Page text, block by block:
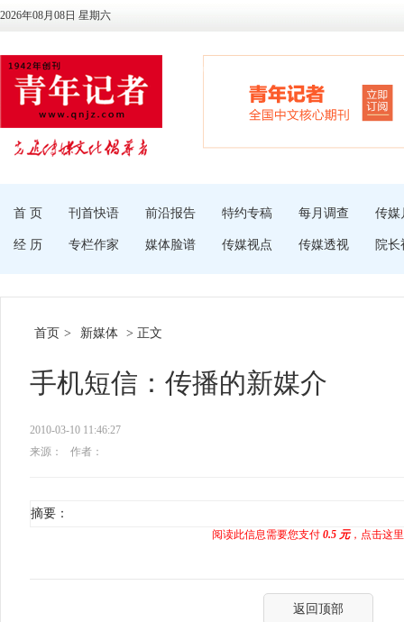
2026年08月08日 星期六
首 页 刊首快语 前沿报告 特约专稿 每月调查 传媒
经 历 专栏作家 媒体脸谱 传媒视点 传媒透视 院长
首页 > 新媒体 > 正文
手机短信：传播的新媒介
2010-03-10 11:46:27
来源：
作者：
摘要：
阅读此信息需要您支付 0.5 元，点击这
返回顶部